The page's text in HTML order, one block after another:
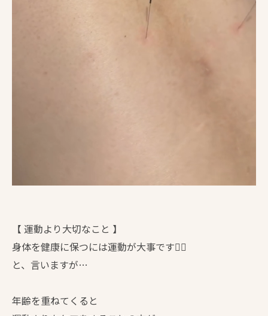
【 運動より大切なこと 】
身体を健康に保つには運動が大事です☝🏻
と、言いますが…
年齢を重ねてくると